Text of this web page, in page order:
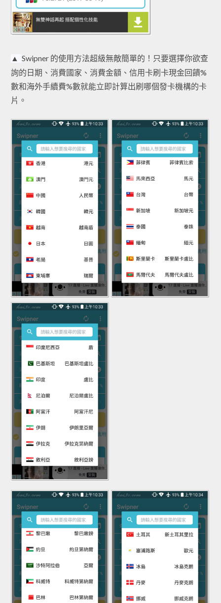
▲ Swipner 的使用方法超級無敵簡單的！只要選擇你欲查
詢的日期、消費國家、消費金額、信用卡刷卡現金回饋%
數和海外手續費%數就能立即計算出刷哪個發卡機構的卡
片。